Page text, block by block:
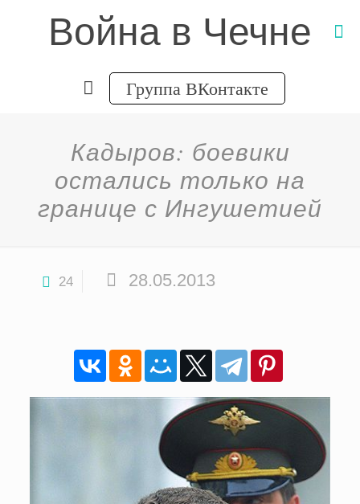
Война в Чечне
Группа ВКонтакте
Кадыров: боевики
остались только на
границе с Ингушетией
24 28.05.2013